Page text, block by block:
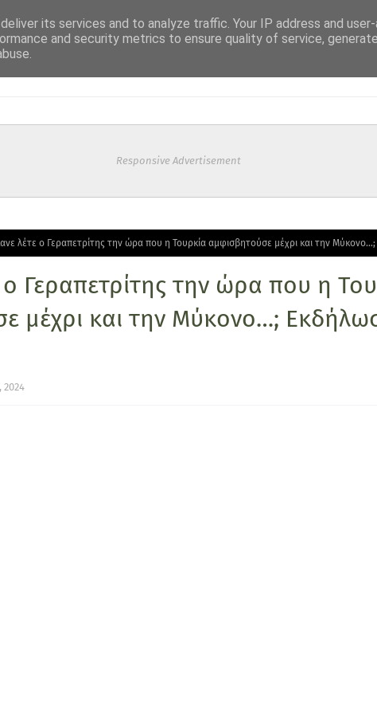
Responsive Advertisement
λέτε ο Γεραπετρίτης την ώρα που η Τουρκία αμφισβητούσε μέχρι και την
ο Γεραπετρίτης την ώρα που η
μέχρι και την Μύκονο…;
2024
its services and to analyze traffic. Your IP address and
and security metrics to ensure quality of service,